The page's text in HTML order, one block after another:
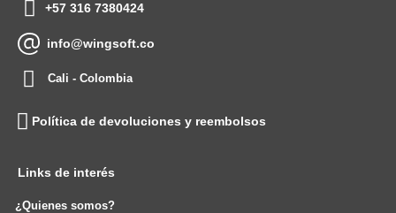
+57 316 7380424
info@wingsoft.co
Cali - Colombia
Política de devoluciones y reembolsos
Links de interés
¿Quienes somos?